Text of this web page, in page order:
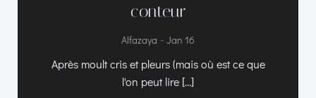
conteur
Alfazaya - Jan 16
Après moult cris et pleurs (mais où est ce que
l'on peut lire […]